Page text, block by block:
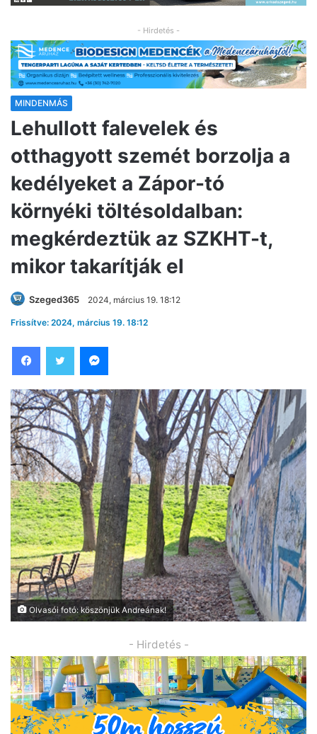
- Hirdetés -
MINDENMÁS
Lehullott falevelek és
otthagyott szemét borzolja a
kedélyeket a Zápor-tó
környéki töltésoldalban:
megkérdeztük az SZKHT-t,
mikor takarítják el
Szeged365 2024, március 19. 18:12
Frissítve: 2024, március 19. 18:12
Olvasói fotó: köszönjük Andreának!
- Hirdetés -